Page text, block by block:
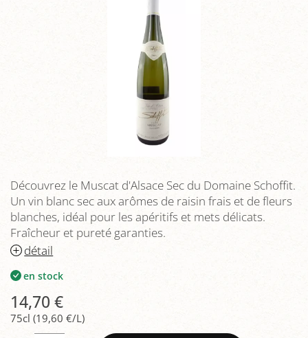
Découvrez le Muscat d'Alsace Sec du Domaine Schoffit.
Un vin blanc sec aux arômes de raisin frais et de fleurs
blanches, idéal pour les apéritifs et mets délicats.
Fraîcheur et pureté garanties.
détail
en stock
14,70 €
75cl (19,60 €/L)